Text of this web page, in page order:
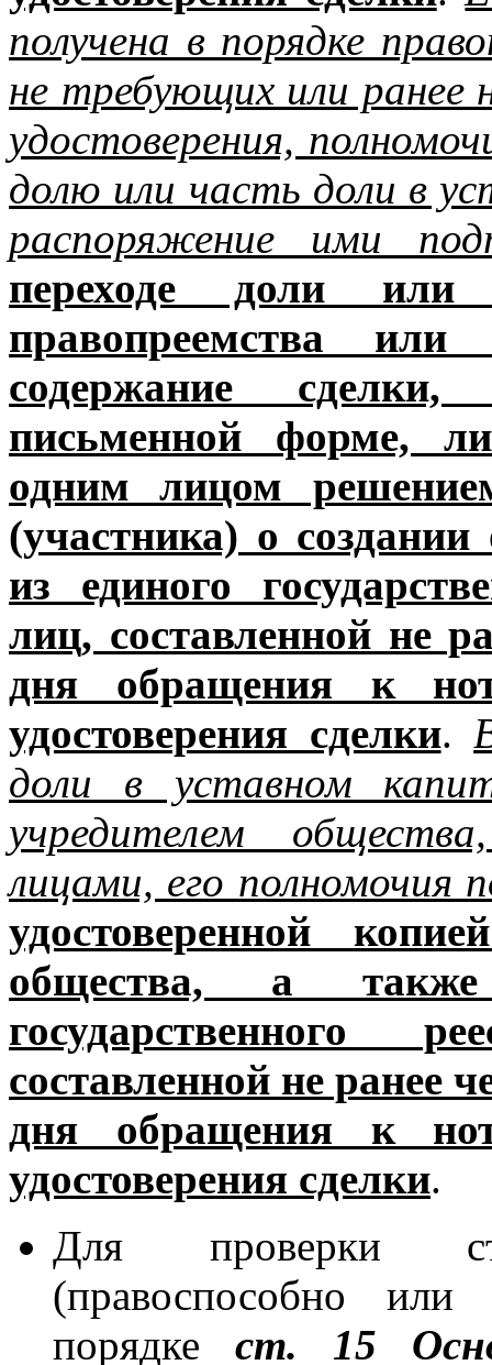
получена в порядке
не требующих или ранее
удостоверения,
долю или часть доли в
распоряжение ими
переходе доли
правопреемства
содержание
письменной форме,
одним лицом
(участника) о
из единого
лиц, составленной не
дня обращения к
удостоверения сделки.
доли в уставном
учредителем
лицами, его полномочия
удостоверенной
общества, а
государственного
составленной не ранее
дня обращения к
удостоверения сделки.
Для проверки
(правоспособно или
порядке ст. 15